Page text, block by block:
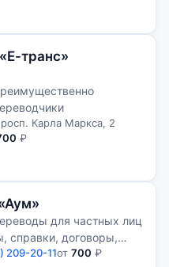
транс»
Карла Маркса, 2
₽
для частных лиц
справки, договоры,
и апостиль.
209-20-11от 700 ₽